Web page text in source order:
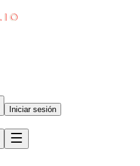
Iniciar sesión